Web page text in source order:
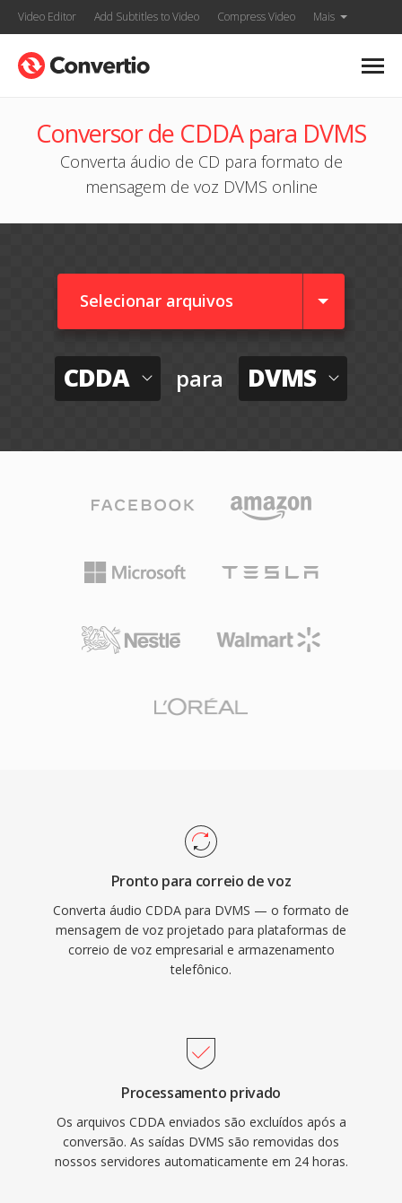
Video Editor Add Subtitles to Video Compress Video Mais
Conversor de CDDA para DVMS
Converta áudio de CD para formato de
mensagem de voz DVMS online
Selecionar arquivos
CDDA para DVMS
Pronto para correio de voz
Converta áudio CDDA para DVMS — o formato de
mensagem de voz projetado para plataformas de
correio de voz empresarial e armazenamento
telefônico.
Processamento privado
Os arquivos CDDA enviados são excluídos após a
conversão. As saídas DVMS são removidas dos
nossos servidores automaticamente em 24 horas.